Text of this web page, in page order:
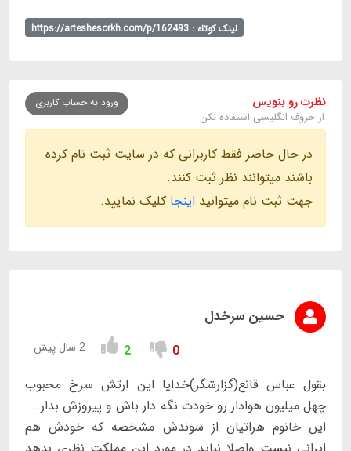
لینک کوتاه : https://arteshesorkh.com/p/162493
نظرت رو بنویس
از حروف انگلیسی استفاده نکن
ورود به حساب کاربری
در حال حاضر فقط کاربرانی که در سایت ثبت نام کرده
باشند میتوانند نظر ثبت کنند.
جهت ثبت نام میتوانید اینجا کلیک نمایید.
حسین سرخدل
0
2 2 سال پیش
بقول عباس قانع(گزارشگر)خدایا این ارتش سرخ محبوب
چهل میلیون هوادار رو خودت نگه دار باش و پیروزش بدار....
این خانوم هراتیان از سوندش مشخصه که خودش هم